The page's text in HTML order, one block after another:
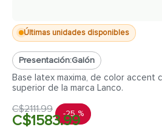
Últimas unidades disponibles
Presentación:Galón
Base latex maxima, de color accent
superior de la marca Lanco.
C$2111.99 -25 %
C$1583.99